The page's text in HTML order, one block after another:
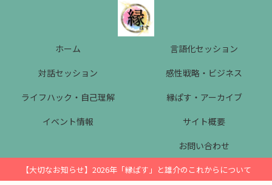
ホーム
言語化セッション
対話セッション
感性戦略・ビジネス
ライフハック・自己理解
縁ぱす・アーカイブ
イベント情報
サイト概要
お問い合わせ
【大切なお知らせ】2026年「縁ぱす」と雄介のこれからについて